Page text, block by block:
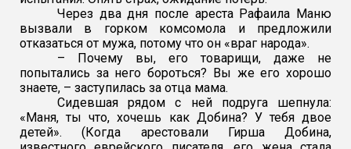
Через два дня после ареста Рафаила Маню
вызвали в горком комсомола и предложили
отказаться от мужа, потому что он «враг народа».
– Почему вы, его товарищи, даже не
попытались за него бороться? Вы же его хорошо
знаете, – заступилась за отца мама.
Сидевшая рядом с ней подруга шепнула:
«Маня, ты что, хочешь как Добина? У тебя двое
детей». (Когда арестовали Гирша Добина,